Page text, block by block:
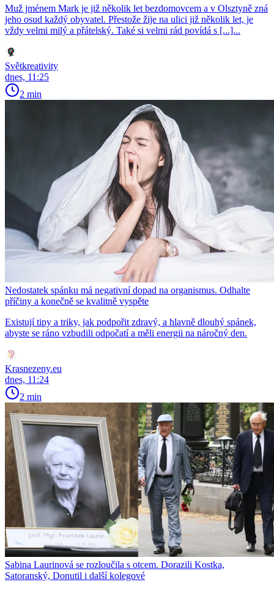
Muž jménem Mark je již několik let bezdomovcem a v Olsztyně zná
jeho osud každý obyvatel. Přestože žije na ulici již několik let, je
vždy velmi milý a přátelský. Také si velmi rád povídá s [...]...
Světkreativity
dnes, 11:25
2 min
Nedostatek spánku má negativní dopad na organismus. Odhalte
příčiny a konečně se kvalitně vyspěte
Existují tipy a triky, jak podpořit zdravý, a hlavně dlouhý spánek,
abyste se ráno vzbudili odpočatí a měli energii na náročný den.
Krasnezeny.eu
dnes, 11:24
2 min
Sabina Laurinová se rozloučila s otcem. Dorazili Kostka,
Satoranský, Donutil i další kolegové